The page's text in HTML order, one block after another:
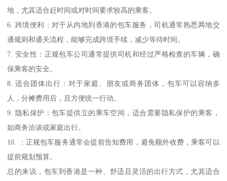
地，尤其适合赶时间或对时间要求较高的乘客。
6. 跨境便利：对于从内地到香港的包车服务，司机通常熟悉两地交
通规则和通关流程，能够完成跨境手续，减少等待时间。
7. 安全性：正规包车公司通常提供司机和经过严格检查的车辆，确
保乘客的安全。
8. 适合团体出行：对于家庭、朋友或商务团体，包车可以容纳多
人，分摊费用后，且方便统一行动。
9. 隐私保护：包车提供立的乘车空间，适合需要隐私保护的乘客，
如商务洽谈或家庭出行。
10. ：正规包车服务通常会提前告知费用，避免额外收费，乘客可以
提前规划预算。
总的来说，包车到香港是一种、舒适且灵活的出行方式，尤其适合